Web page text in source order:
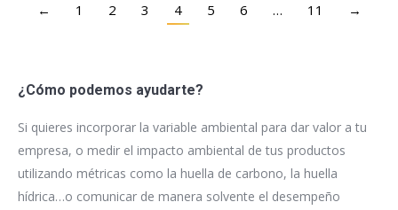
← 1 2 3 4 5 6 … 11 →
¿Cómo podemos ayudarte?
Si quieres incorporar la variable ambiental para dar valor a tu
empresa, o medir el impacto ambiental de tus productos
utilizando métricas como la huella de carbono, la huella
hídrica…o comunicar de manera solvente el desempeño